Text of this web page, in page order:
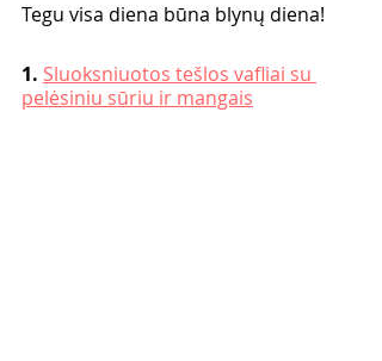
Tegu visa diena būna blynų diena!
1. Sluoksniuotos tešlos vafliai su
pelėsiniu sūriu ir mangais